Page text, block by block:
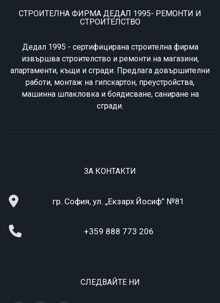
СТРОИТЕЛНА ФИРМА ДЕДАЛ 1995- РЕМОНТИ И
СТРОИТЕЛСТВО
Дедал 1995 - сертифицирана строителна фирма
извършва строителство и ремонти на магазини,
апартаменти, къщи и сгради. Предлага довършителни
работи, монтаж на гипскартон, преустройства,
машинна шпакловка и боядисване, саниране на
сгради.
ЗА КОНТАКТИ
гр. София, ул. „Екзарх Йосиф” №81
+359 888 773 206
СЛЕДВАЙТЕ НИ